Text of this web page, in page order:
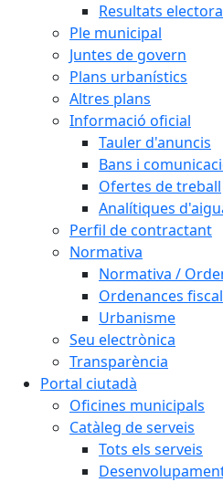
Resultats
Ple municipal
Juntes de govern
Plans urbanístics
Altres plans
Informació oficial
Tauler d'anuncis
Bans i
Ofertes de treball
Analítiques
Perfil de contractant
Normativa
Normativa /
Ordenances
Urbanisme
Seu electrònica
Transparència
Portal ciutadà
Oficines municipals
Catàleg de serveis
Tots els serveis